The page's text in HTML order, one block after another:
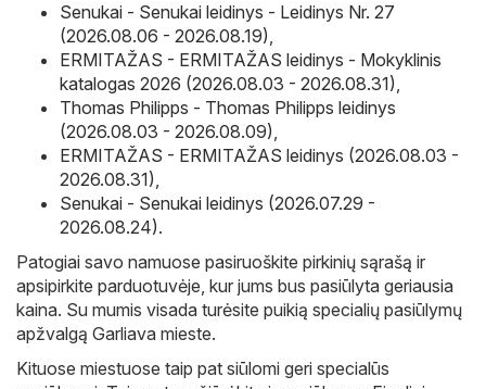
Senukai - Senukai leidinys - Leidinys Nr. 27
(2026.08.06 - 2026.08.19),
ERMITAŽAS - ERMITAŽAS leidinys - Mokyklinis
katalogas 2026 (2026.08.03 - 2026.08.31),
Thomas Philipps - Thomas Philipps leidinys
(2026.08.03 - 2026.08.09),
ERMITAŽAS - ERMITAŽAS leidinys (2026.08.03 -
2026.08.31),
Senukai - Senukai leidinys (2026.07.29 -
2026.08.24).
Patogiai savo namuose pasiruoškite pirkinių sąrašą ir
apsipirkite parduotuvėje, kur jums bus pasiūlyta geriausia
kaina. Su mumis visada turėsite puikią specialių pasiūlymų
apžvalgą Garliava mieste.
Kituose miestuose taip pat siūlomi geri specialūs